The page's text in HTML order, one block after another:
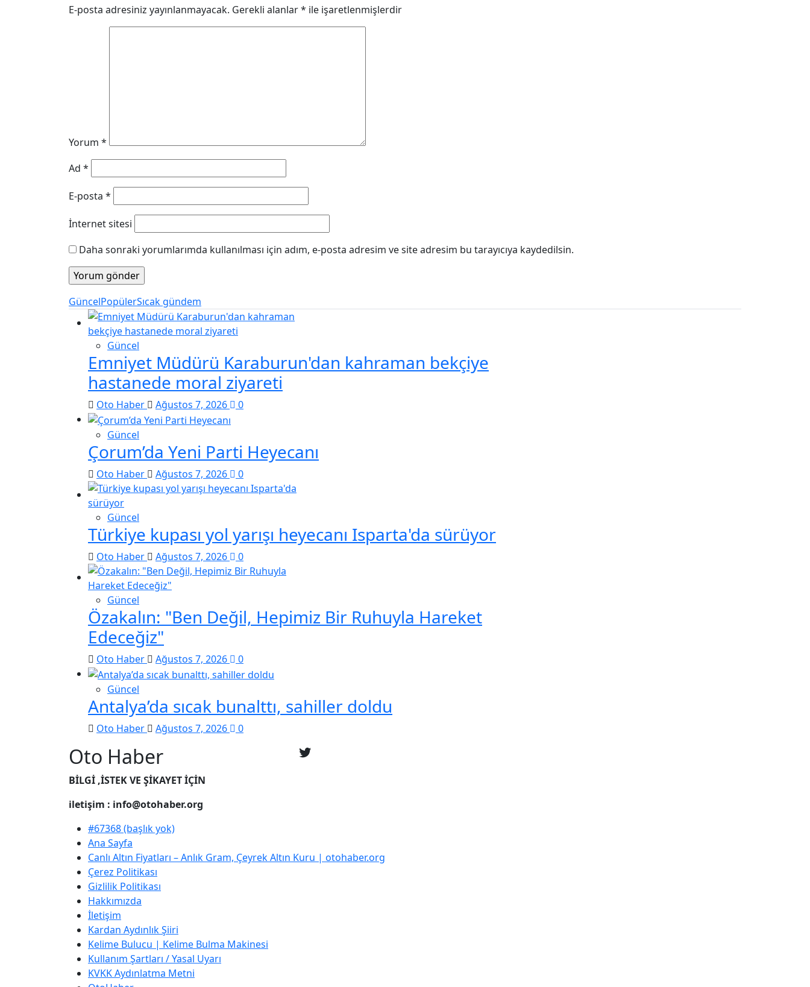
E-posta adresiniz yayınlanmayacak. Gerekli alanlar* ile işaretlenmişlerdir
Yorum *
Ad *
E-posta *
İnternet sitesi
Daha sonraki yorumlarımda kullanılması için adım, e-posta adresim ve site adresim bu tarayıcıya kaydedilsin.
GüncelPopülerSıcak gündem
Güncel
Emniyet Müdürü Karaburun'dan kahraman bekçiye
hastanede moral ziyareti
Oto Haber Ağustos 7, 2026 0
Güncel
Çorum’da Yeni Parti Heyecanı
Oto Haber Ağustos 7, 2026 0
Güncel
Türkiye kupası yol yarışı heyecanı Isparta'da sürüyor
Oto Haber Ağustos 7, 2026 0
Güncel
Özakalın: "Ben Değil, Hepimiz Bir Ruhuyla Hareket
Edeceğiz"
Oto Haber Ağustos 7, 2026 0
Güncel
Antalya’da sıcak bunalttı, sahiller doldu
Oto Haber Ağustos 7, 2026 0
Oto Haber
BİLGİ ,İSTEK VE ŞİKAYET İÇİN
iletişim : info@otohaber.org
#67368 (başlık yok)
Ana Sayfa
Canlı Altın Fiyatları – Anlık Gram, Çeyrek Altın Kuru | otohaber.org
Çerez Politikası
Gizlilik Politikası
Hakkımızda
İletişim
Kardan Aydınlık Şiiri
Kelime Bulucu | Kelime Bulma Makinesi
Kullanım Şartları / Yasal Uyarı
KVKK Aydınlatma Metni